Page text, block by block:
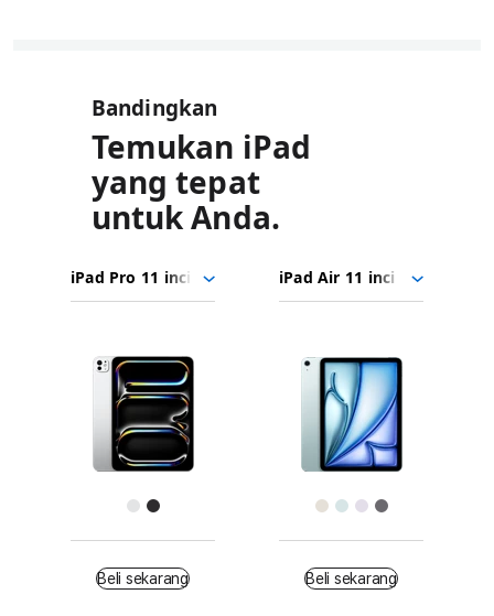
Bandingkan
Temukan iPad
yang tepat
untuk Anda.
Pro
(M4)
Pilih
model
dibandingkan.
Pilih
model
Pilih
model
BeliBeli sekarang Beli sekarang